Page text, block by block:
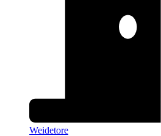
Weidetore